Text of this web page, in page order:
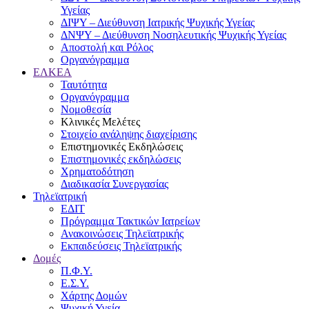
Υγείας
ΔΙΨΥ – Διεύθυνση Ιατρικής Ψυχικής Υγείας
ΔΝΨΥ – Διεύθυνση Νοσηλευτικής Ψυχικής Υγείας
Αποστολή και Ρόλος
Οργανόγραμμα
ΕΛΚΕΑ
Ταυτότητα
Οργανόγραμμα
Νομοθεσία
Κλινικές Μελέτες
Στοιχείο ανάληψης διαχείρισης
Επιστημονικές Εκδηλώσεις
Επιστημονικές εκδηλώσεις
Χρηματοδότηση
Διαδικασία Συνεργασίας
Τηλεϊατρική
ΕΔΙΤ
Πρόγραμμα Τακτικών Ιατρείων
Ανακοινώσεις Τηλεϊατρικής
Εκπαιδεύσεις Τηλεϊατρικής
Δομές
Π.Φ.Υ.
Ε.Σ.Υ.
Χάρτης Δομών